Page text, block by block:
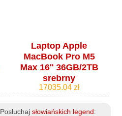
Laptop Apple
MacBook Pro M5
Max 16'' 36GB/2TB
srebrny
17035.04 zł
Posłuchajsłowiańskich legend: